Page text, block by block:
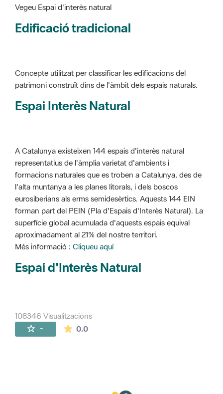
Vegeu Espai d'interès natural
Edificació tradicional
Concepte utilitzat per classificar les edificacions del
patrimoni construït dins de l'àmbit dels espais naturals.
Espai Interès Natural
A Catalunya existeixen 144 espais d'interès natural
representatius de l'àmplia varietat d'ambients i
formacions naturales que es troben a Catalunya, des de
l'alta muntanya a les planes litorals, i dels boscos
eurosiberians als erms semidesèrtics. Aquests 144 EIN
forman part del PEIN (Pla d'Espais d'Interès Natural). La
superfície global acumulada d'aquests espais equival
aproximadament al 21% del nostre territori.
Més informació : Cliqueu aquí
Espai d'Interès Natural
108346 Visualitzacions
- 0.0La mitjana de les valoracions és de 0